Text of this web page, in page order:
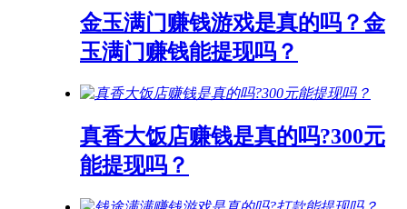
金玉满门赚钱游戏是真的吗？金
玉满门赚钱能提现吗？
真香大饭店赚钱是真的吗?300元
能提现吗？